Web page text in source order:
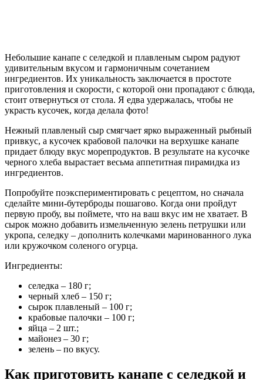
Небольшие канапе с селедкой и плавленым сыром радуют
удивительным вкусом и гармоничным сочетанием
ингредиентов. Их уникальность заключается в простоте
приготовления и скорости, с которой они пропадают с блюда,
стоит отвернуться от стола. Я едва удержалась, чтобы не
украсть кусочек, когда делала фото!
Нежный плавленый сыр смягчает ярко выраженный рыбный
привкус, а кусочек крабовой палочки на верхушке канапе
придает блюду вкус морепродуктов. В результате на кусочке
черного хлеба вырастает весьма аппетитная пирамидка из
ингредиентов.
Попробуйте поэкспериментировать с рецептом, но сначала
сделайте мини-бутерброды пошагово. Когда они пройдут
первую пробу, вы поймете, что на ваш вкус им не хватает. В
сырок можно добавить измельченную зелень петрушки или
укропа, селедку – дополнить колечками маринованного лука
или кружочком соленого огурца.
Ингредиенты:
селедка – 180 г;
черный хлеб – 150 г;
сырок плавленый – 100 г;
крабовые палочки – 100 г;
яйца – 2 шт.;
майонез – 30 г;
зелень – по вкусу.
Как приготовить канапе с селедкой и